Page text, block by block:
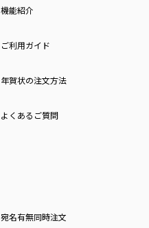
機能紹介
ご利用ガイド
年賀状の注文方法
よくあるご質問
宛名有無同時注文